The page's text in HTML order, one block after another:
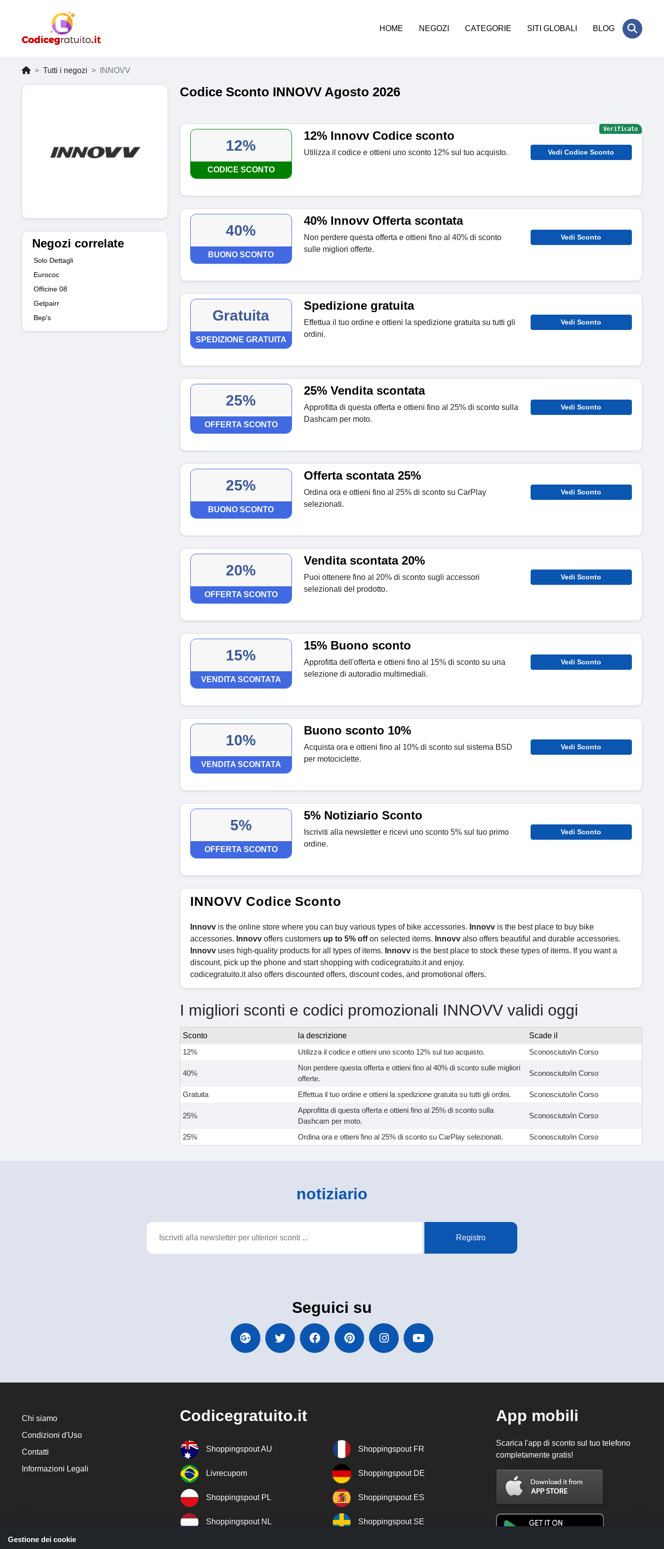
HOME NEGOZI CATEGORIE SITI GLOBALI BLOG
Tutti i negozi INNOVV
Negozi correlate
Solo Dettagli
Eurococ
Officine 08
Getpairr
Bep's
Codice Sconto INNOVV Agosto 2026
12%
CODICE SCONTO
12% Innovv Codice sconto
Utilizza il codice e ottieni uno sconto 12% sul tuo acquisto. Vedi Codice Sconto
Verificato
40%
BUONO SCONTO
40% Innovv Offerta scontata
Non perdere questa offerta e ottieni fino al 40% di sconto
sulle migliori offerte.
Vedi Sconto
Gratuita
SPEDIZIONE GRATUITA
Spedizione gratuita
Effettua il tuo ordine e ottieni la spedizione gratuita su tutti gli
ordini.
Vedi Sconto
25%
OFFERTA SCONTO
25% Vendita scontata
Approfitta di questa offerta e ottieni fino al 25% di sconto sulla
Dashcam per moto.
Vedi Sconto
25%
BUONO SCONTO
Offerta scontata 25%
Ordina ora e ottieni fino al 25% di sconto su CarPlay
selezionati.
Vedi Sconto
20%
OFFERTA SCONTO
Vendita scontata 20%
Puoi ottenere fino al 20% di sconto sugli accessori
selezionati del prodotto.
Vedi Sconto
15%
VENDITA SCONTATA
15% Buono sconto
Approfitta dell'offerta e ottieni fino al 15% di sconto su una
selezione di autoradio multimediali.
Vedi Sconto
10%
VENDITA SCONTATA
Buono sconto 10%
Acquista ora e ottieni fino al 10% di sconto sul sistema BSD
per motociclette.
Vedi Sconto
5%
OFFERTA SCONTO
5% Notiziario Sconto
Iscriviti alla newsletter e ricevi uno sconto 5% sul tuo primo
ordine.
Vedi Sconto
INNOVV Codice Sconto
Innovv is the online store where you can buy various types of bike accessories. Innovv is the best place to buy bike
accessories. Innovv offers customers up to 5% offon selected items. Innovv also offers beautiful and durable accessories.
Innovv uses high-quality products for all types of items. Innovv is the best place to stock these types of items. If you want a
discount, pick up the phone and start shopping with codicegratuito.it and enjoy.
codicegratuito.it also offers discounted offers, discount codes, and promotional offers.
I migliori sconti e codici promozionali INNOVV validi oggi
Sconto la descrizione
Scade il
12%
Utilizza il codice e ottieni uno sconto 12% sul tuo acquisto. Sconosciuto/in Corso
40%
Non perdere questa offerta e ottieni fino al 40% di sconto sulle migliori
offerte.
Sconosciuto/in Corso
Gratuita Effettua il tuo ordine e ottieni la spedizione gratuita su tutti gli ordini. Sconosciuto/in Corso
25%
Approfitta di questa offerta e ottieni fino al 25% di sconto sulla
Dashcam per moto.
Sconosciuto/in Corso
25% Ordina ora e ottieni fino al 25% di sconto su CarPlay selezionati. Sconosciuto/in Corso
notiziario
Registro
Seguici su
Chi siamo
Condizioni d'Uso
Contatti
Informazioni Legali
Codicegratuito.it
Shoppingspout AU Shoppingspout FR
Livrecupom Shoppingspout DE
Shoppingspout PL Shoppingspout ES
Shoppingspout NL Shoppingspout SE
App mobili
Scarica l'app di sconto sul tuo telefono
completamente gratis!
Gestione dei cookie